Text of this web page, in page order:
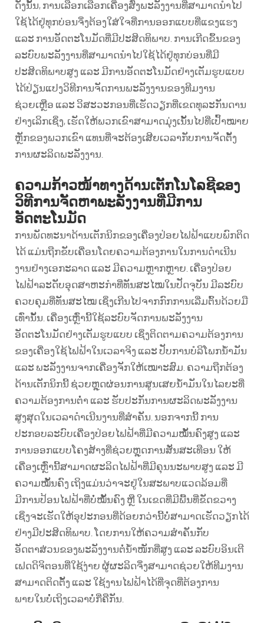
ດັ່ງນັ້ນ, ການເລືອກເລືອກເຄື່ອງສົ່ງພະລັງງານທີ່ສາມາດນຳໄປ
ໃຊ້ໄດ້ຢູ່ທຸກບ່ອນຈຶ່ງຕ້ອງໃສ່ໃຈທີ່ການອອກແບບທີ່ແຂງແຮງ
ແລະ ການອັດຕະໂນມັດທີ່ມີປະສິດທິພາບ. ການເກີດຂຶ້ນຂອງ
ລະບົບພະລັງງານທີ່ສາມາດນຳໄປໃຊ້ໄດ້ຢູ່ທຸກບ່ອນທີ່ມີ
ປະສິດທິພາບສູງ ແລະ ມີການອັດຕະໂນມັດຢ່າງເຕັມຮູບແບບ
ໄດ້ປ່ຽນແປງວິທີການຈັດການພະລັງງານຂອງທີມງານ
ຊ່ວຍເຫຼືອ ແລະ ວິສະວະກອນທີ່ເຮັດວຽກທີ່ເຂດທຸລະກັນດານ
ຢ່າງເລິກເຊິ່ງ, ເຮັດໃຫ້ພວກເຂົາສາມາດມຸ່ງເນັ້ນໄປທີ່ເປົ້າໝາຍ
ຫຼັກຂອງພວກເຂົາ ແທນທີ່ຈະຕ້ອງເສີຍເວລາກັບການຈັດຕັ້ງ
ການຜະລິດພະລັງງານ.
ຄວາມກ້າວໜ້າທາງດ້ານເຕັກໂນໂລຊີຂອງ
ວິທີການຈັດຫາພະລັງງານທີ່ມີການ
ອັດຕະໂນມັດ
ການພັດທະນາດ້ານເຕັກນິກຂອງເຄື່ອງປ່ອຍໄຟຟ້າແບບພົກຕິດ
ໄດ້ ແມ່ນຖືກຂັບເຄື່ອນໂດຍຄວາມຕ້ອງການໃນການດຳເນີນ
ງານຢ່າງເອກະລາດ ແລະ ມີຄວາມຫຼາກຫຼາຍ. ເຄື່ອງປ່ອຍ
ໄຟຟ້າລະດັບອຸດສາຫະກຳທີ່ທັນສະໄໝໃນປັດຈຸບັນ ມີລະບົບ
ຄວບຄຸມທີ່ທັນສະໄໝ ເຊິ່ງເກີນໄປຈາກກົກການເລີ່ມຕົ້ນດ້ວຍມື
ເທົ່ານັ້ນ. ເຄື່ອງເຫຼົ່ານີ້ໃຊ້ລະບົບຈັດການພະລັງງານ
ອັດຕະໂນມັດຢ່າງເຕັມຮູບແບບ ເຊິ່ງຕິດຕາມຄວາມຕ້ອງການ
ຂອງເຄື່ອງໃຊ້ໄຟຟ້າໃນເວລາຈິງ ແລະ ປັບການບໍລິໂພກນ້ຳມັນ
ແລະ ພະລັງງານຈາກເຄື່ອງຈັກໃຫ້ເໝາະສົມ. ຄວາມຖືກຕ້ອງ
ດ້ານເຕັກນິກນີ້ ຊ່ວຍຫຼຸດຜ່ອນການສູນເສຍນ້ຳມັນໃນໄລຍະທີ່
ຄວາມຕ້ອງການຕ່ຳ ແລະ ຮັບປະກັນການຜະລິດພະລັງງານ
ສູງສຸດໃນເວລາດຳເນີນງານທີ່ສຳຄັນ. ນອກຈາກນີ້ ການ
ປະກອບລະບົບເຄື່ອງປ່ອຍໄຟຟ້າທີ່ມີຄວາມໝັ້ນຄົງສູງ ແລະ
ການອອກແບບໂຄງສ້າງທີ່ຊ່ວຍຫຼຸດການສັ່ນສະເທືອນ ໃຫ້
ເຄື່ອງເຫຼົ່ານີ້ສາມາດຜະລິດໄຟຟ້າທີ່ມີຄຸນນະພາບສູງ ແລະ ມີ
ຄວາມໝັ້ນຄົງ ເຖິງແມ່ນວ່າຈະຢູ່ໃນສະພາບແວດລ້ອມທີ່
ມີການປ້ອນໄຟຟ້າທີ່ບໍ່ໝັ້ນຄົງ ຫຼື ໃນເຂດທີ່ມີພື້ນທີ່ຂັດຂວາງ
ເຊິ່ງຈະເຮັດໃຫ້ອຸປະກອນທີ່ດ້ອຍກວ່ານີ້ບໍ່ສາມາດເຮັດວຽກໄດ້
ຢ່າງມີປະສິດທິພາບ. ໂດຍການໃຫ້ຄວາມສຳຄັນກັບ
ອັດຕາສ່ວນຂອງພະລັງງານຕໍ່ນ້ຳໜັກທີ່ສູງ ແລະ ລະບົບອິນເຕີ
ເຟດດິຈິຕອນທີ່ໃຊ້ງ່າຍ ຜູ້ຜະລິດຈຶ່ງສາມາດຊ່ວຍໃຫ້ທີມງານ
ສາມາດຕິດຕັ້ງ ແລະ ໃຊ້ງານໄຟຟ້າໄດ້ທີ່ຈຸດທີ່ຕ້ອງການ
ພາຍໃນບໍ່ເຖິງເວລາບໍ່ກີ່ຄືກັນ.